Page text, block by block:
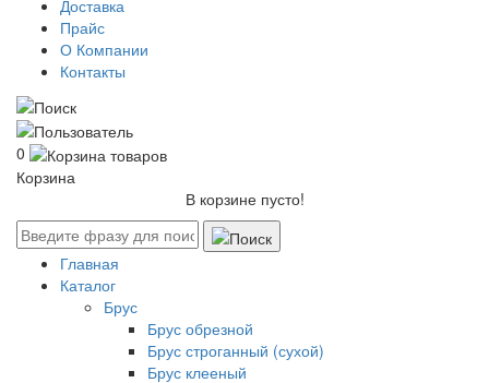
Доставка
Прайс
О Компании
Контакты
0
Корзина
В корзине пусто!
Главная
Каталог
Брус
Брус обрезной
Брус строганный (сухой)
Брус клееный